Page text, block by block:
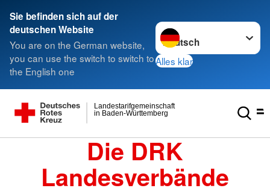
Sie befinden sich auf der
deutschen Website
You are on the German website,
you can use the switch to switch to
the English one
Sprache wechseln zu
Alles klar
in Baden-Württemberg
Landestarifgemeinschaft
Die DRK
Landesverbände